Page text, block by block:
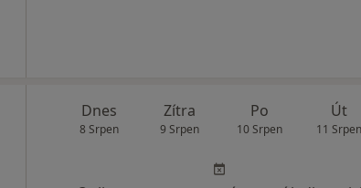
Dnes
8 Srpen
Zítra
9 Srpen
Po
10 Srpen
Út
11 Srpen